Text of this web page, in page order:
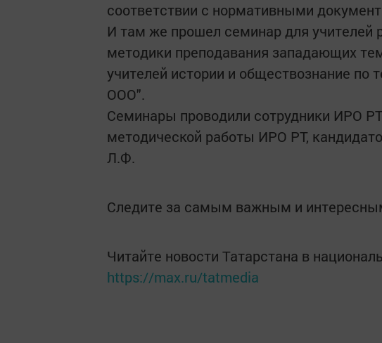
соответствии с нормативными
И там же прошел семинар для учителей
методики преподавания западающих
учителей истории и обществознание
ООО".
Семинары проводили сотрудники ИРО
методической работы ИРО РТ,
Л.Ф.
Следите за самым важным и
Читайте новости Татарстана в
https://max.ru/tatmedia